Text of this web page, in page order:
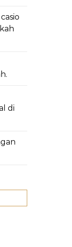
di